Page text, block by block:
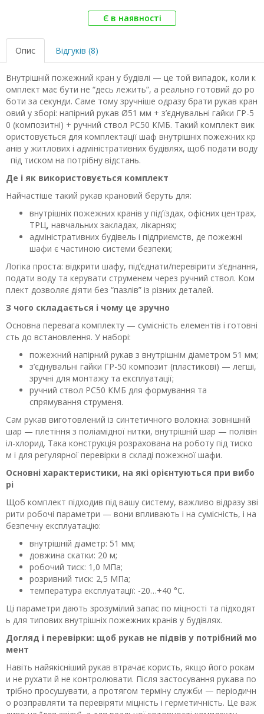
Є в наявності
Опис Відгуків (8)
Внутрішній пожежний кран у будівлі — це той випадок, коли к
омплект має бути не “десь лежить”, а реально готовий до ро
боти за секунди. Саме тому зручніше одразу брати рукав кран
овий у зборі: напірний рукав Ø51 мм + з’єднувальні гайки ГР-5
0 (композитні) + ручний ствол РС50 КМБ. Такий комплект вик
ористовується для комплектації шаф внутрішніх пожежних кр
анів у житлових і адміністративних будівлях, щоб подати воду
під тиском на потрібну відстань.
Де і як використовується комплект
Найчастіше такий рукав крановий беруть для:
внутрішніх пожежних кранів у під’їздах, офісних центрах,
ТРЦ, навчальних закладах, лікарнях;
адміністративних будівель і підприємств, де пожежні
шафи є частиною системи безпеки;
Логіка проста: відкрити шафу, під’єднати/перевірити з’єднання,
подати воду та керувати струменем через ручний ствол. Ком
плект дозволяє діяти без “пазлів” із різних деталей.
З чого складається і чому це зручно
Основна перевага комплекту — сумісність елементів і готовні
сть до встановлення. У наборі:
пожежний напірний рукав з внутрішнім діаметром 51 мм;
з’єднувальні гайки ГР-50 композит (пластикові) — легші,
зручні для монтажу та експлуатації;
ручний ствол РС50 КМБ для формування та
спрямування струменя.
Сам рукав виготовлений із синтетичного волокна: зовнішній
шар — плетіння з поліамідної нитки, внутрішній шар — полівін
іл-хлорид. Така конструкція розрахована на роботу під тиско
м і для регулярної перевірки в складі пожежної шафи.
Основні характеристики, на які орієнтуються при вибо
рі
Щоб комплект підходив під вашу систему, важливо відразу зві
рити робочі параметри — вони впливають і на сумісність, і на
безпечну експлуатацію:
внутрішній діаметр: 51 мм;
довжина скатки: 20 м;
робочий тиск: 1,0 МПа;
розривний тиск: 2,5 МПа;
температура експлуатації: -20…+40 °C.
Ці параметри дають зрозумілий запас по міцності та підходят
ь для типових внутрішніх пожежних кранів у будівлях.
Догляд і перевірки: щоб рукав не підвів у потрібний мо
мент
Навіть найякісніший рукав втрачає користь, якщо його рокам
и не рухати й не контролювати. Після застосування рукава по
трібно просушувати, а протягом терміну служби — періодичн
о розправляти та перевіряти міцність і герметичність. Це важ